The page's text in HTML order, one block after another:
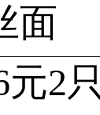
面
2只